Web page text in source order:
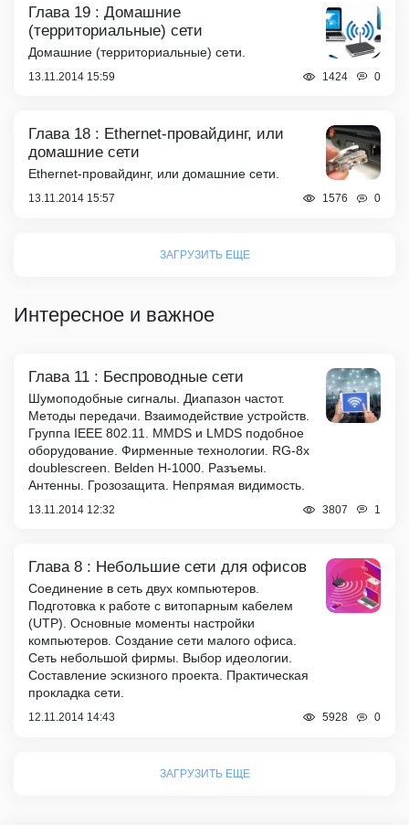
Глава 19 : Домашние
(территориальные) сети
Домашние (территориальные) сети.
13.11.2014 15:59 1424 0
Глава 18 : Ethernet-провайдинг, или
домашние сети
Ethernet-провайдинг, или домашние сети.
13.11.2014 15:57 1576 0
ЗАГРУЗИТЬ ЕЩЕ
Интересное и важное
Глава 11 : Беспроводные сети
Шумоподобные сигналы. Диапазон частот.
Методы передачи. Взаимодействие устройств.
Группа IEEE 802.11. MMDS и LMDS подобное
оборудование. Фирменные технологии. RG-8x
doublescreen. Belden H-1000. Разъемы.
Антенны. Грозозащита. Непрямая видимость.
13.11.2014 12:32 3807 1
Глава 8 : Небольшие сети для офисов
Соединение в сеть двух компьютеров.
Подготовка к работе с витопарным кабелем
(UTP). Основные моменты настройки
компьютеров. Создание сети малого офиса.
Сеть небольшой фирмы. Выбор идеологии.
Составление эскизного проекта. Практическая
прокладка сети.
12.11.2014 14:43 5928 0
ЗАГРУЗИТЬ ЕЩЕ